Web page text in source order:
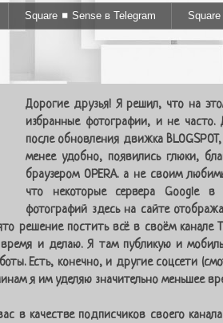
Square ◼ Sense в Telegram
Дорогие друзья! Я решил, что на
избранные фотографии, и не часто.
после обновления движка
менее удобно, появились глюки,
браузером OPERA. а не своим
что некоторые сервера Google в
фотографий здесь на сайте
решение постить всё в своём канале
и делаю. Я там публикую и
Есть, конечно, и другие соцсети
я им уделяю значительно меньшее
в качестве подписчиков своего